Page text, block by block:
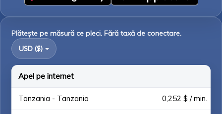
Plătește pe măsură ce pleci. Fără taxă de conectare.
USD ($)
Apel pe internet
Tanzania - Tanzania 0,252 $ / min.